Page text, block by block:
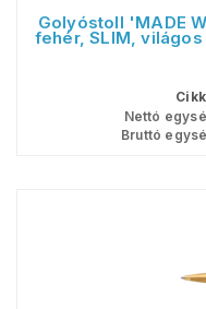
Golyóstoll 'MADE
fehér, SLIM,
Nettó
Bruttó